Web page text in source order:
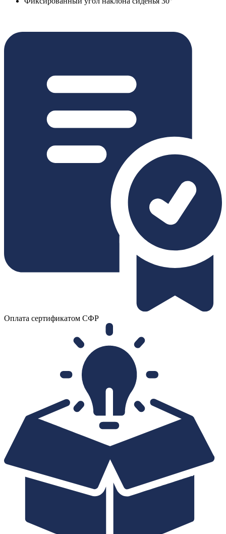
Оплата сертификатом СФР